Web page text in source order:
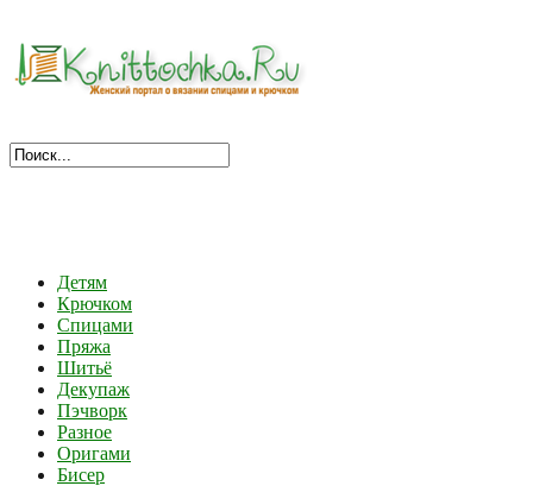
Детям
Крючком
Спицами
Пряжа
Шитьё
Декупаж
Пэчворк
Разное
Оригами
Бисер